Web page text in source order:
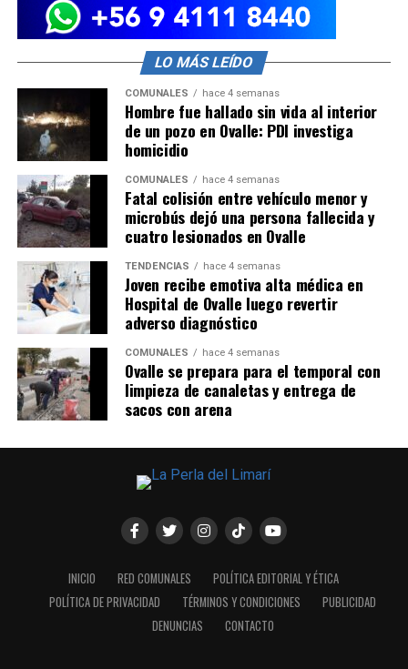
LO MÁS LEÍDO
COMUNALES hace 4 semanas
Hombre fue hallado sin vida al interior
de un pozo en Ovalle: PDI investiga
homicidio
COMUNALES hace 4 semanas
Fatal colisión entre vehículo menor y
microbús dejó una persona fallecida y
cuatro lesionados en Ovalle
TENDENCIAS hace 4 semanas
Joven recibe emotiva alta médica en
Hospital de Ovalle luego revertir
adverso diagnóstico
COMUNALES hace 4 semanas
Ovalle se prepara para el temporal con
limpieza de canaletas y entrega de
sacos con arena
INICIO RED COMUNALES
POLÍTICA EDITORIAL Y ÉTICA
POLÍTICA DE PRIVACIDAD
TÉRMINOS Y CONDICIONES
PUBLICIDAD
DENUNCIAS
CONTACTO